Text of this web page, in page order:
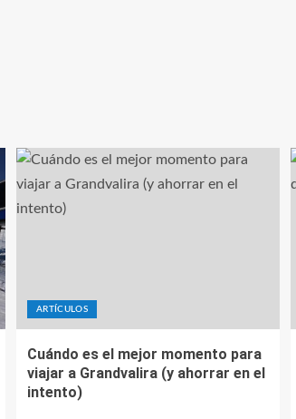
ARTÍCULOS
Cuándo es el mejor momento para
viajar a Grandvalira (y ahorrar en el
intento)